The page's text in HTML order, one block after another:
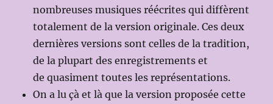
nombreuses musiques réécrites qui diffèrent
totalement de la version originale. Ces deux
dernières versions sont celles de la tradition,
de la plupart des enregistrements et
de quasiment toutes les représentations.
On a lu çà et là que la version proposée cette